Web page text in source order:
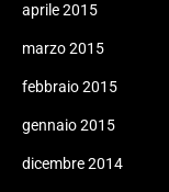
aprile 2015
marzo 2015
febbraio 2015
gennaio 2015
dicembre 2014